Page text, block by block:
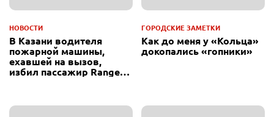
НОВОСТИ
В Казани водителя
пожарной машины,
ехавшей на вызов,
избил пассажир Range
ГОРОДСКИЕ ЗАМЕТКИ
Как до меня у «Кольца»
докопались «гопники»